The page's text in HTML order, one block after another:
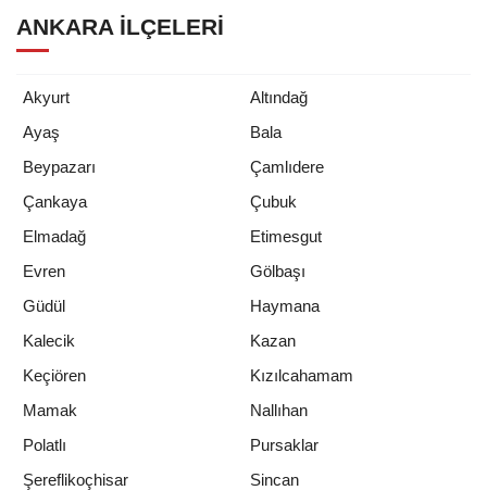
ANKARA İLÇELERI
Akyurt
Altındağ
Ayaş
Bala
Beypazarı
Çamlıdere
Çankaya
Çubuk
Elmadağ
Etimesgut
Evren
Gölbaşı
Güdül
Haymana
Kalecik
Kazan
Keçiören
Kızılcahamam
Mamak
Nallıhan
Polatlı
Pursaklar
Şereflikoçhisar
Sincan